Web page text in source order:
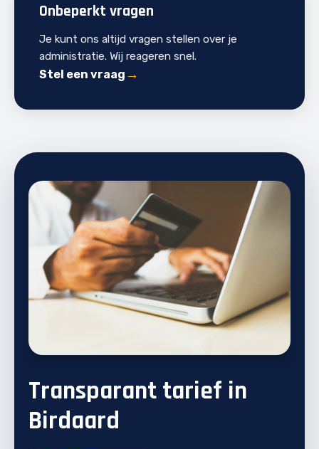
Onbeperkt vragen
Je kunt ons altijd vragen stellen over je
administratie. Wij reageren snel.
Stel een vraag
Transparant tarief in
Birdaard